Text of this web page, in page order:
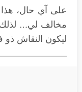
على آي حال،
مخالف لي… لذلك
ليكون النقاش ذو